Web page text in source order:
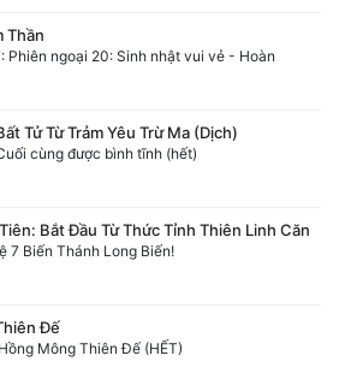
Thần
Phiên ngoại 20: Sinh nhật vui vẻ - Hoàn
Tử Từ Trảm Yêu Trừ Ma (Dịch)
cùng được bình tĩnh (hết)
Bắt Đầu Từ Thức Tỉnh Thiên Linh Căn
7 Biến Thánh Long Biến!
Đế
Mông Thiên Đế (HẾT)